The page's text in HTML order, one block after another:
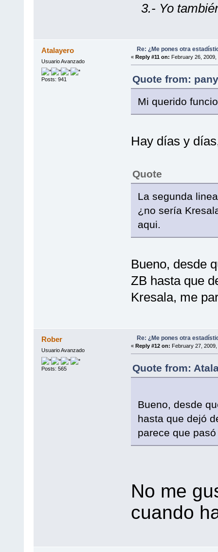
3.- Yo
Atalayero
Usuario Avanzado
Posts: 941
Re: ¿Me pones otra
« Reply #11 on: February 26, 2009,
Quote from:
Mi querido
Hay días y
Quote
La segunda
¿no sería
aqui.
Bueno, desde
ZB hasta que
Kresala, me
Rober
Usuario Avanzado
Posts: 565
Re: ¿Me pones otra
« Reply #12 on: February 27,
Quote from:
Bueno, desde
hasta que dejó
parece que
No me
cuando